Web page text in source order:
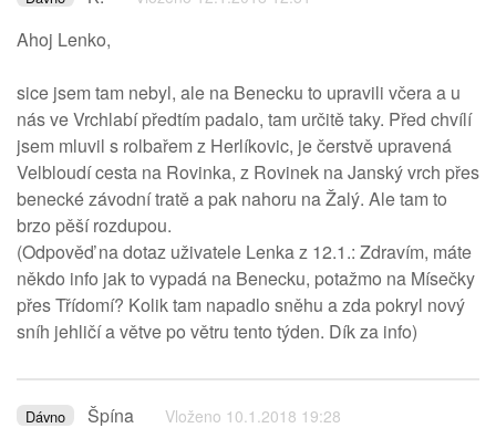
Ahoj Lenko,
sice jsem tam nebyl, ale na Benecku to upravili včera a u
nás ve Vrchlabí předtím padalo, tam určitě taky. Před chvílí
jsem mluvil s rolbařem z Herlíkovic, je čerstvě upravená
Velbloudí cesta na Rovinka, z Rovinek na Janský vrch přes
benecké závodní tratě a pak nahoru na Žalý. Ale tam to
brzo pěší rozdupou.
(Odpověď na dotaz uživatele Lenka z 12.1.: Zdravím, máte
někdo info jak to vypadá na Benecku, potažmo na Mísečky
přes Třídomí? Kolik tam napadlo sněhu a zda pokryl nový
sníh jehličí a větve po větru tento týden. Dík za info)
Dávno Špína Vloženo 10.1.2018 19:28